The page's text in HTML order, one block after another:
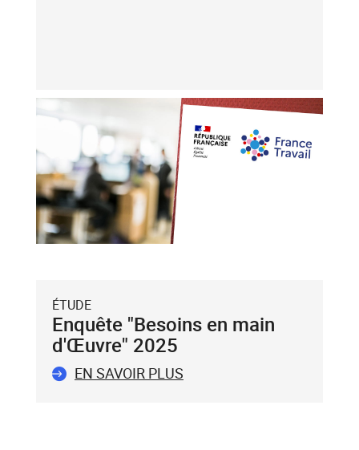
et
flèche
puis
validez-
le
avec
la
clavier.
Vous
ne
pouvez
ÉTUDE
Enquête "Besoins en main
d'Œuvre" 2025
EN SAVOIR PLUS